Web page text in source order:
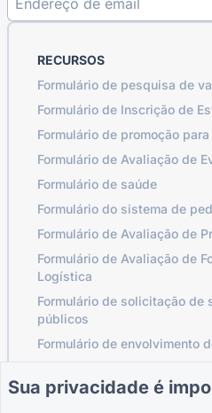
RECURSOS
Formulário de pesquisa de
Formulário de Inscrição de
Formulário de promoção
Formulário de Avaliação de
Formulário de saúde
Formulário do sistema de
Formulário de Avaliação de
Formulário de Avaliação de
Logística
Formulário de solicitação de
públicos
Formulário de envolvimento
Sua privacidade é